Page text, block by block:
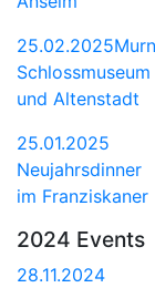
Schlossmuseum
und Altenstadt
25.01.2025
Neujahrsdinner
im Franziskaner
2024 Events
28.11.2024